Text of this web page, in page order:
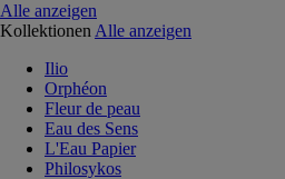
Alle anzeigen
Kollektionen Alle anzeigen
Ilio
Orphéon
Fleur de peau
Eau des Sens
L'Eau Papier
Philosykos